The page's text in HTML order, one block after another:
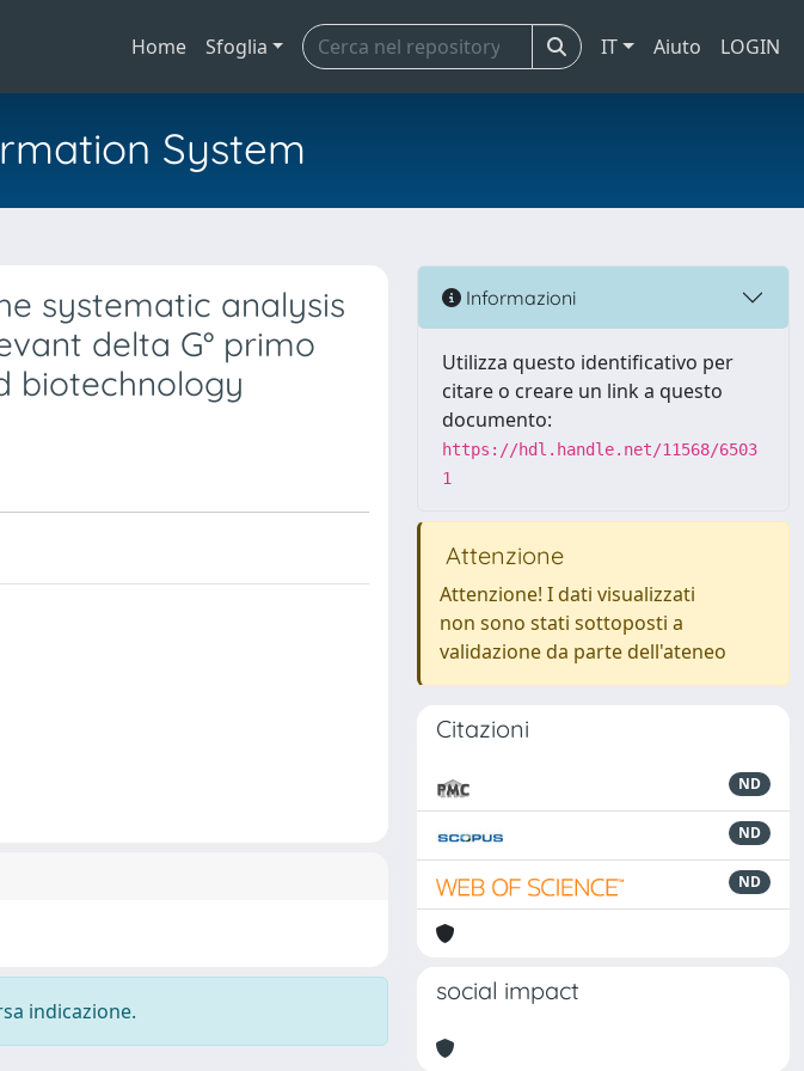
Home Sfoglia IT Aiuto LOGIN
System
systematic analysis
delta G° primo
biotechnology
indicazione.
Informazioni
Utilizza questo identificativo per
citare o creare un link a questo
documento:
https://hdl.handle.net/11568/6503
1
Attenzione
Attenzione! I dati visualizzati
non sono stati sottoposti a
validazione da parte dell'ateneo
Citazioni
ND
ND
ND
social impact